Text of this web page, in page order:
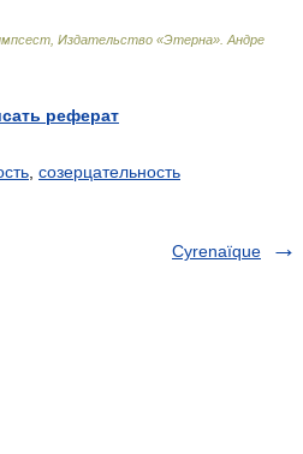
Издательство «Этерна» Андре
реферат
созерцательность
Cyrenaïque